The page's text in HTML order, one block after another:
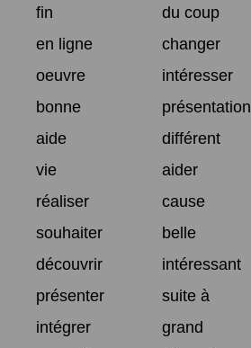
fin
du coup
en ligne
changer
oeuvre
intéresser
bonne
présentation
aide
différent
vie
aider
réaliser
cause
souhaiter
belle
découvrir
intéressant
présenter
suite à
intégrer
grand